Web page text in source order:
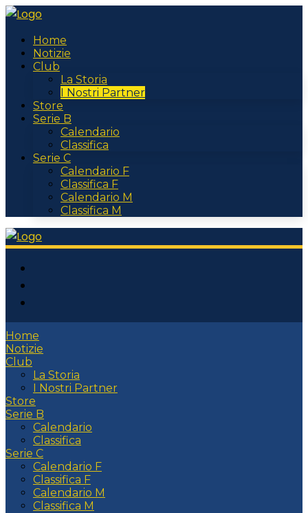
Home
Notizie
Club
La Storia
I Nostri Partner
Store
Serie B
Calendario
Classifica
Serie C
Calendario F
Classifica F
Calendario M
Classifica M
Home
Notizie
Club
La Storia
I Nostri Partner
Store
Serie B
Calendario
Classifica
Serie C
Calendario F
Classifica F
Calendario M
Classifica M